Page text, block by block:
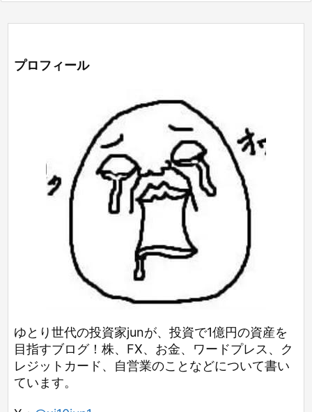
プロフィール
ゆとり世代の投資家junが、投資で1億円の資産を
目指すブログ！株、FX、お金、ワードプレス、ク
レジットカード、自営業のことなどについて書い
ています。